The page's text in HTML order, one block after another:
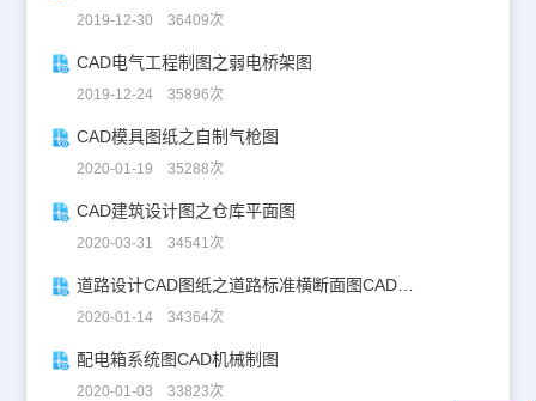
2019-12-30 36409次
CAD电气工程制图之弱电桥架图
2019-12-24 35896次
CAD模具图纸之自制气枪图
2020-01-19 35288次
CAD建筑设计图之仓库平面图
2020-03-31 34541次
道路设计CAD图纸之道路标准横断面图CAD图纸
2020-01-14 34364次
配电箱系统图CAD机械制图
2020-01-03 33823次